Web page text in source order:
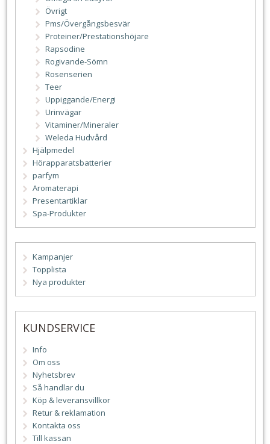
Övrigt
Pms/Övergångsbesvär
Proteiner/Prestationshöjare
Rapsodine
Rogivande-Sömn
Rosenserien
Teer
Uppiggande/Energi
Urinvägar
Vitaminer/Mineraler
Weleda Hudvård
Hjälpmedel
Hörapparatsbatterier
parfym
Aromaterapi
Presentartiklar
Spa-Produkter
Kampanjer
Topplista
Nya produkter
KUNDSERVICE
Info
Om oss
Nyhetsbrev
Så handlar du
Köp & leveransvillkor
Retur & reklamation
Kontakta oss
Till kassan